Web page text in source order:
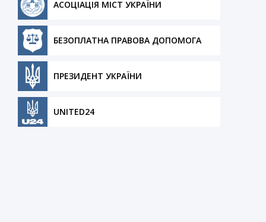
АСОЦІАЦІЯ МІСТ УКРАЇНИ
БЕЗОПЛАТНА ПРАВОВА ДОПОМОГА
ПРЕЗИДЕНТ УКРАЇНИ
UNITED24